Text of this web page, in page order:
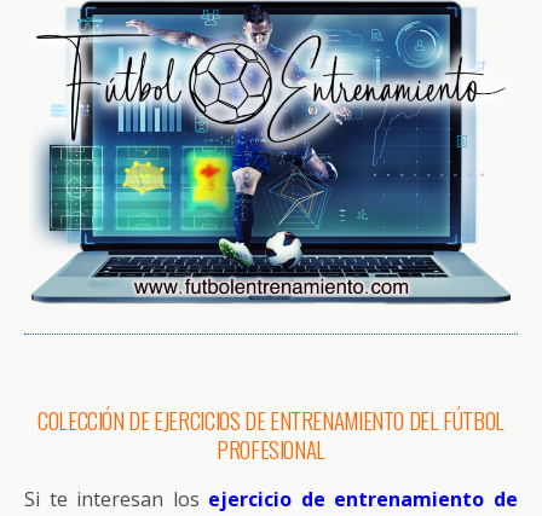
COLECCIÓN DE EJERCICIOS DE ENTRENAMIENTO DEL FÚTBOL
PROFESIONAL
Si te interesan los ejercicio de entrenamiento de